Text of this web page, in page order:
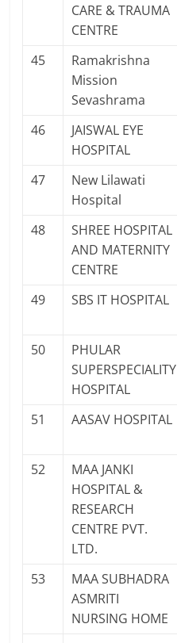
CARE & TRAUMA
CENTRE
45
Ramakrishna
Mission
Sevashrama
46
JAISWAL EYE
HOSPITAL
47
New Lilawati
Hospital
48
SHREE HOSPITAL
AND MATERNITY
CENTRE
49 SBS IT HOSPITAL
50
PHULAR
SUPERSPECIALITY
HOSPITAL
51 AASAV HOSPITAL
52
MAA JANKI
HOSPITAL &
RESEARCH
CENTRE PVT.
LTD.
53
MAA SUBHADRA
ASMRITI
NURSING HOME